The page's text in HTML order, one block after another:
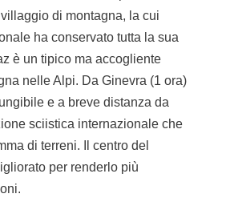
di montagna, la cui
ha conservato tutta la sua
è un tipico ma accogliente
nelle Alpi. Da Ginevra (1 ora)
e a breve distanza da
sciistica internazionale che
di terreni. Il centro del
per renderlo più